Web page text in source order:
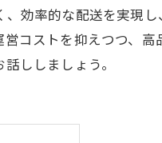
効率的な配送を実現
コストを抑えつつ、高
ししましょう。